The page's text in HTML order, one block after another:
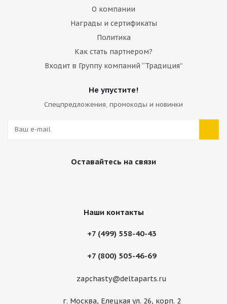
О компании
Награды и сертификаты
Политика
Как стать партнером?
Входит в Группу компаний “Традиция”
Не упустите!
Спецпредложения, промокоды и новинки
Оставайтесь на связи
Наши контакты
+7 (499) 558-40-43
+7 (800) 505-46-69
zapchasty@deltaparts.ru
г. Москва, Елецкая ул. 26, корп. 2